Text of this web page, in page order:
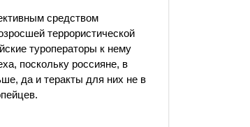
средством
террористической
туроператоры к нему
поскольку россияне, в
да и теракты для них не в